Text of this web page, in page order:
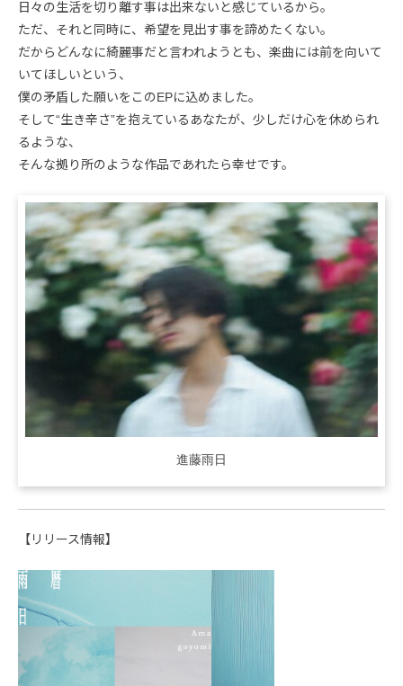
日々の生活を切り離す事は出来ないと感じているから。
ただ、それと同時に、希望を見出す事を諦めたくない。
だからどんなに綺麗事だと言われようとも、楽曲には前を向いて
いてほしいという、
僕の矛盾した願いをこのEPに込めました。
そして“生き辛さ”を抱えているあなたが、少しだけ心を休められ
るような、
そんな拠り所のような作品であれたら幸せです。
進藤雨日
【リリース情報】